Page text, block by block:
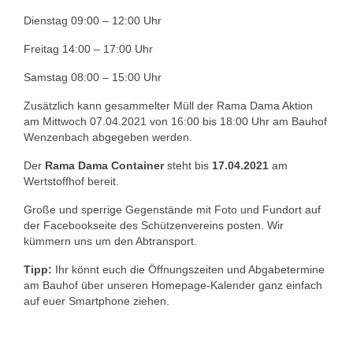
Dienstag 09:00 – 12:00 Uhr
Freitag 14:00 – 17:00 Uhr
Samstag 08:00 – 15:00 Uhr
Zusätzlich kann gesammelter Müll der Rama Dama Aktion
am Mittwoch 07.04.2021 von 16:00 bis 18:00 Uhr am Bauhof
Wenzenbach abgegeben werden.
Der Rama Dama Containersteht bis 17.04.2021 am
Wertstoffhof bereit.
Große und sperrige Gegenstände mit Foto und Fundort auf
der Facebookseite des Schützenvereins posten. Wir
kümmern uns um den Abtransport.
Tipp: Ihr könnt euch die Öffnungszeiten und Abgabetermine
am Bauhof über unseren Homepage-Kalender ganz einfach
auf euer Smartphone ziehen.